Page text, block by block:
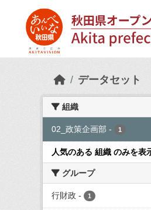
データセット
組織
02_政策企画部 - 1
人気のある 組織 のみを表
グループ
行財政 - 1